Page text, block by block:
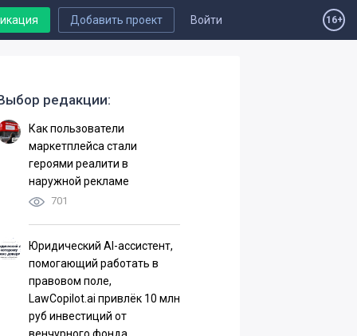
Войти
Добавить проект 16+
редакции:
Как пользователи
маркетплейса стали
героями реалити в
наружной рекламе
701
Юридический AI-ассистент,
помогающий работать в
правовом поле,
LawCopilot.ai привлёк 10 млн
руб инвестиций от